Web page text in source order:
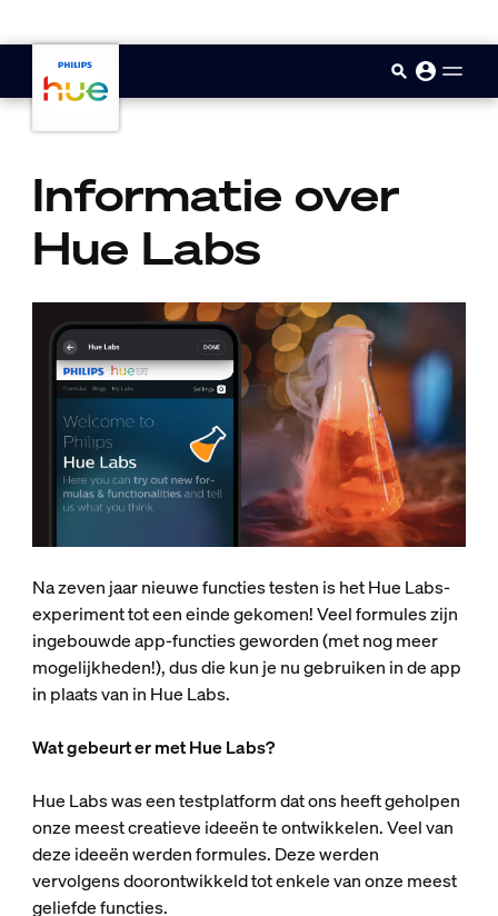
Informatie over
Hue Labs
Na zeven jaar nieuwe functies testen is het Hue Labs-
experiment tot een einde gekomen! Veel formules zijn
ingebouwde app-functies geworden (met nog meer
mogelijkheden!), dus die kun je nu gebruiken in de app
in plaats van in Hue Labs.
Wat gebeurt er met Hue Labs?
Hue Labs was een testplatform dat ons heeft geholpen
onze meest creatieve ideeën te ontwikkelen. Veel van
deze ideeën werden formules. Deze werden
vervolgens doorontwikkeld tot enkele van onze meest
geliefde functies.